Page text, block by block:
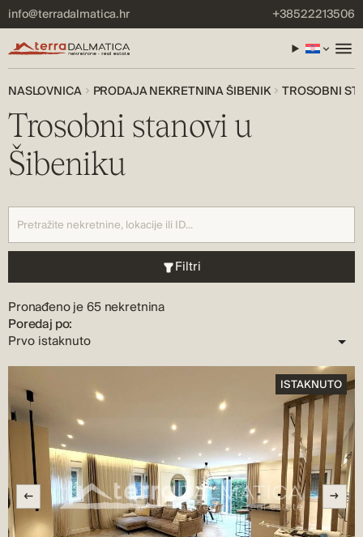
info@terradalmatica.hr +38522213506
NASLOVNICA PRODAJA NEKRETNINA ŠIBENIK TROSOBNI
Trosobni stanovi u
Šibeniku
Filtri
Pronađeno je 65 nekretnina
Poredaj po:
ISTAKNUTO